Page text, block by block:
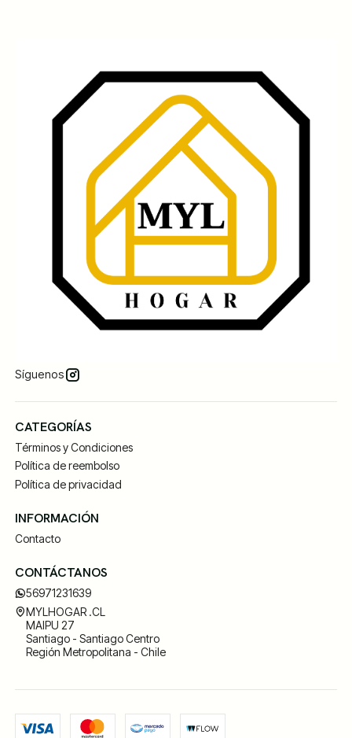
Síguenos
CATEGORÍAS
Términos y Condiciones
Política de reembolso
Política de privacidad
INFORMACIÓN
Contacto
CONTÁCTANOS
56971231639
MYLHOGAR .CL
MAIPU 27
Santiago - Santiago Centro
Región Metropolitana - Chile